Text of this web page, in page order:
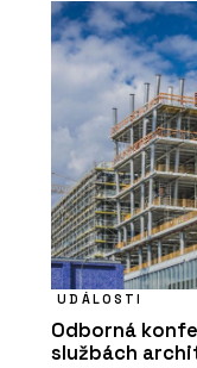
UDÁLOSTI
Odborná
službách